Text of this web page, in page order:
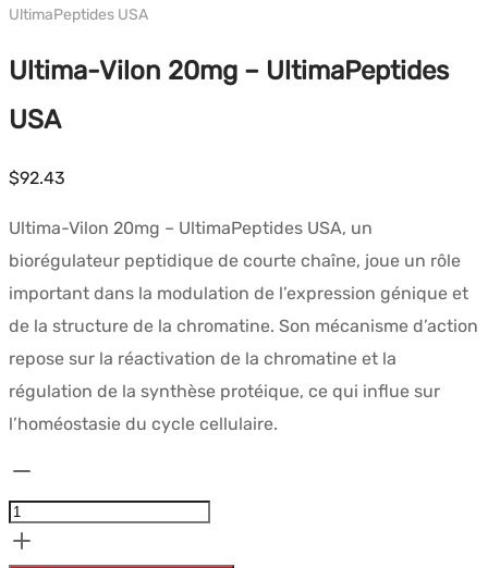
UltimaPeptides USA
Ultima-Vilon 20mg – UltimaPeptides
USA
$92.43
Ultima-Vilon 20mg – UltimaPeptides USA, un
biorégulateur peptidique de courte chaîne, joue un rôle
important dans la modulation de l’expression génique et
de la structure de la chromatine. Son mécanisme d’action
repose sur la réactivation de la chromatine et la
régulation de la synthèse protéique, ce qui influe sur
l’homéostasie du cycle cellulaire.
de